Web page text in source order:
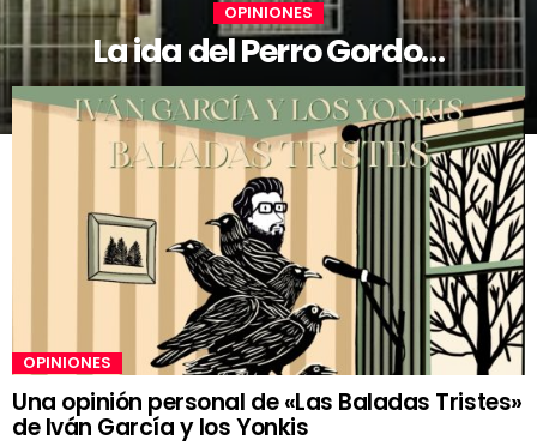
OPINIONES
La ida del Perro Gordo…
OPINIONES
Una opinión personal de «Las Baladas Tristes»
de Iván García y los Yonkis